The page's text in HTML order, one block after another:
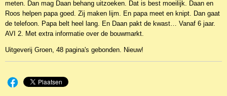
9789089010414
meten. Dan mag Daan behang uitzoeken. Dat is best moeilijk. Daan en
Roos helpen papa goed. Zij maken lijm. En papa meet en knipt. Dan gaat
de telefoon. Papa belt heel lang. En Daan pakt de kwast… Vanaf 6 jaar.
AVI 2. Met extra informatie over de bouwmarkt.
Uitgeverij Groen, 48 pagina's gebonden. Nieuw!